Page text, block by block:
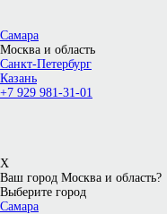
Самара
Москва и область
Санкт-Петербург
Казань
+7 929 981-31-01
X
Ваш город Москва и область?
Выберите город
Самара